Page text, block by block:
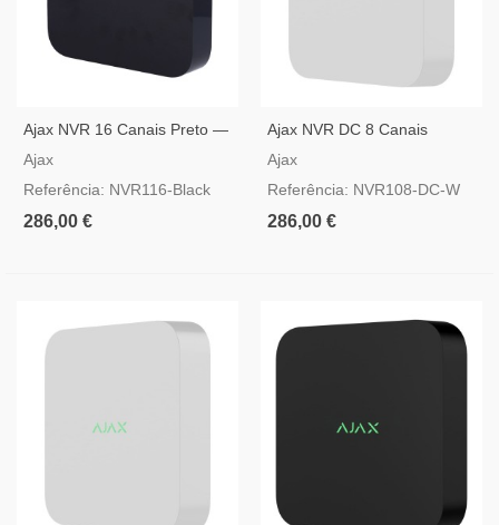
Ajax NVR 16 Canais Preto —
Gravador De Vídeo IP
Ajax
Referência: NVR116-Black
286,00 €
Ajax NVR DC 8 Canais
Branco — Gravador IP 12-
Ajax
Referência: NVR108-DC-W
286,00 €